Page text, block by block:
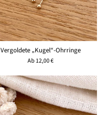
Vergoldete „Kugel“-Ohrringe
Ab 12,00 €